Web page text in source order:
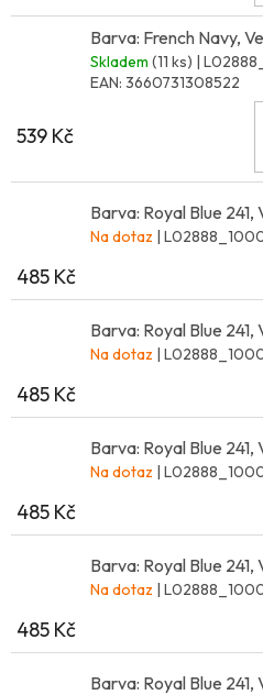
Barva: French Navy,
Skladem (11 ks) |
EAN: 3660731308522
539 Kč
Barva: Royal Blue 241,
Na dotaz |
485 Kč
Barva: Royal Blue 241,
Na dotaz |
485 Kč
Barva: Royal Blue 241,
Na dotaz |
485 Kč
Barva: Royal Blue 241,
Na dotaz |
485 Kč
Barva: Royal Blue 241,